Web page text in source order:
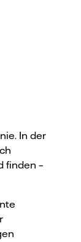
In der
finden –